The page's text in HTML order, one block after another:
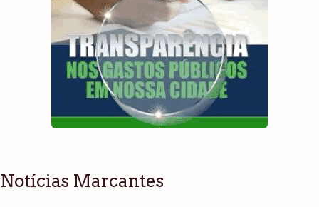
Notícias Marcantes